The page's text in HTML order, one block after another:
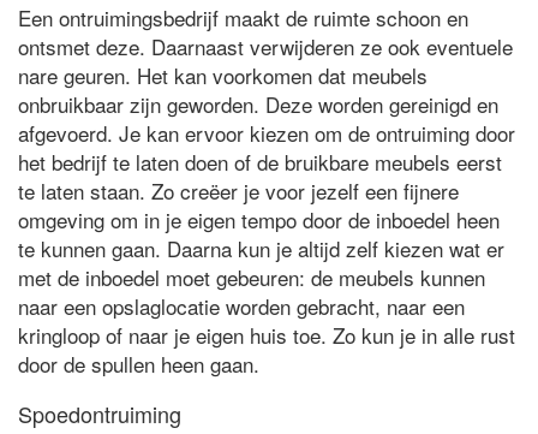
Een ontruimingsbedrijf maakt de ruimte schoon en
ontsmet deze. Daarnaast verwijderen ze ook eventuele
nare geuren. Het kan voorkomen dat meubels
onbruikbaar zijn geworden. Deze worden gereinigd en
afgevoerd. Je kan ervoor kiezen om de ontruiming door
het bedrijf te laten doen of de bruikbare meubels eerst
te laten staan. Zo creëer je voor jezelf een fijnere
omgeving om in je eigen tempo door de inboedel heen
te kunnen gaan. Daarna kun je altijd zelf kiezen wat er
met de inboedel moet gebeuren: de meubels kunnen
naar een opslaglocatie worden gebracht, naar een
kringloop of naar je eigen huis toe. Zo kun je in alle rust
door de spullen heen gaan.
Spoedontruiming